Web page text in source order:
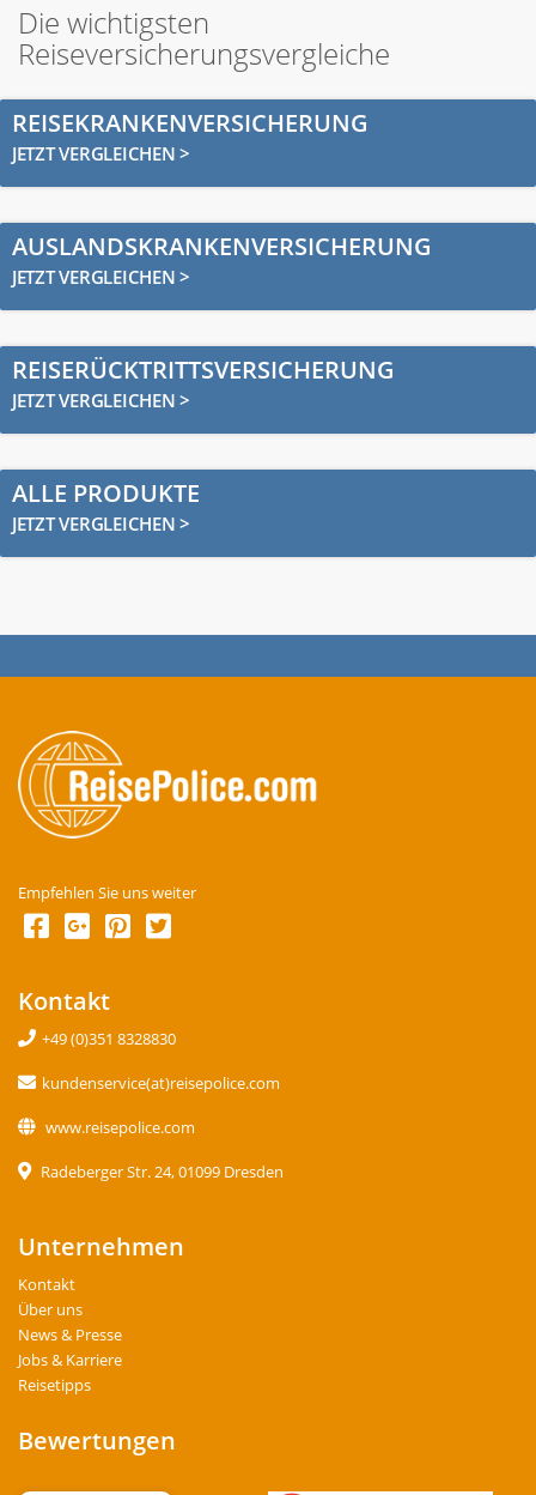
Die wichtigsten
Reiseversicherungsvergleiche
REISEKRANKENVERSICHERUNG
JETZT VERGLEICHEN >
AUSLANDSKRANKENVERSICHERUNG
JETZT VERGLEICHEN >
REISERÜCKTRITTSVERSICHERUNG
JETZT VERGLEICHEN >
ALLE PRODUKTE
JETZT VERGLEICHEN >
Empfehlen Sie uns weiter
Kontakt
+49 (0)351 8328830
kundenservice(at)reisepolice.com
www.reisepolice.com
Radeberger Str. 24, 01099 Dresden
Unternehmen
Kontakt
Über uns
News & Presse
Jobs & Karriere
Reisetipps
Bewertungen